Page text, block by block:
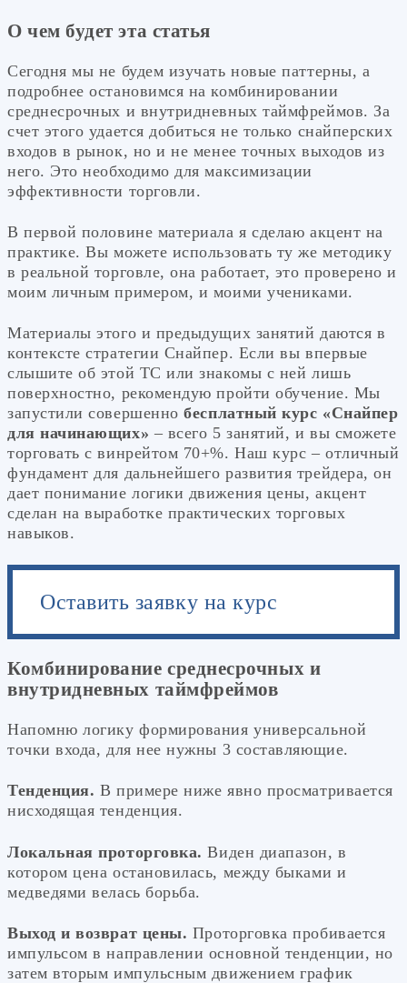
О чем будет эта статья
Сегодня мы не будем изучать новые паттерны, а
подробнее остановимся на комбинировании
среднесрочных и внутридневных таймфреймов. За
счет этого удается добиться не только снайперских
входов в рынок, но и не менее точных выходов из
него. Это необходимо для максимизации
эффективности торговли.
В первой половине материала я сделаю акцент на
практике. Вы можете использовать ту же методику
в реальной торговле, она работает, это проверено и
моим личным примером, и моими учениками.
Материалы этого и предыдущих занятий даются в
контексте стратегии Снайпер. Если вы впервые
слышите об этой ТС или знакомы с ней лишь
поверхностно, рекомендую пройти обучение. Мы
запустили совершеннобесплатный курс «Снайпер
для начинающих» – всего 5 занятий, и вы сможете
торговать с винрейтом 70+%. Наш курс – отличный
фундамент для дальнейшего развития трейдера, он
дает понимание логики движения цены, акцент
сделан на выработке практических торговых
навыков.
Оставить заявку на курс
Комбинирование среднесрочных и
внутридневных таймфреймов
Напомню логику формирования универсальной
точки входа, для нее нужны 3 составляющие.
Тенденция. В примере ниже явно просматривается
нисходящая тенденция.
Локальная проторговка. Виден диапазон, в
котором цена остановилась, между быками и
медведями велась борьба.
Выход и возврат цены. Проторговка пробивается
импульсом в направлении основной тенденции, но
затем вторым импульсным движением график